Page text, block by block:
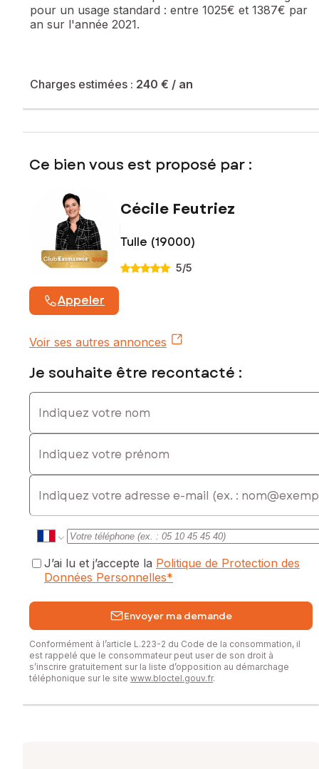
Les informations sur les risques auxquels ce bien est
Prix de vente : 64 900 €
Honoraires charge vendeur
953 034 758
pour un usage standard : entre 1025€ et 1387€ par
an sur l'année 2021.
Charges estimées : 240 € / an
Ce bien vous est proposé par :
Cécile Feutriez
Tulle (19000)
5/5
Appeler
Voir ses autres annonces
Je souhaite être recontacté :
Indiquez votre nom
Indiquez votre prénom
E-mail
J’ai lu et j’accepte la Politique de Protection des
Données Personnelles*
Envoyer ma demande
Conformément à l’article L.223-2 du Code de la consommation, il
est rappelé que le consommateur peut user de son droit à
s’inscrire gratuitement sur la liste d’opposition au démarchage
téléphonique sur le site www.bloctel.gouv.fr.